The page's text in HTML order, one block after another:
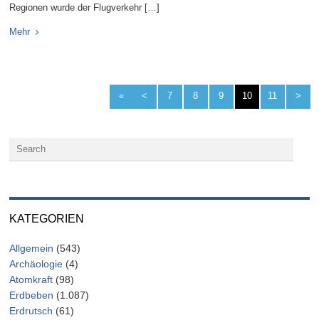
Regionen wurde der Flugverkehr […]
Mehr
« < 7 8 9 10 11 >
KATEGORIEN
Allgemein (543)
Archäologie (4)
Atomkraft (98)
Erdbeben (1.087)
Erdrutsch (61)